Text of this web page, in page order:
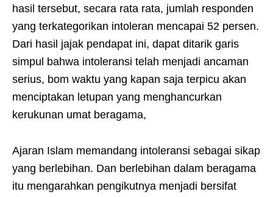
hasil tersebut, secara rata rata, jumlah responden
yang terkategorikan intoleran mencapai 52 persen.
Dari hasil jajak pendapat ini, dapat ditarik garis
simpul bahwa intoleransi telah menjadi ancaman
serius, bom waktu yang kapan saja terpicu akan
menciptakan letupan yang menghancurkan
kerukunan umat beragama,
Ajaran Islam memandang intoleransi sebagai sikap
yang berlebihan. Dan berlebihan dalam beragama
itu mengarahkan pengikutnya menjadi bersifat